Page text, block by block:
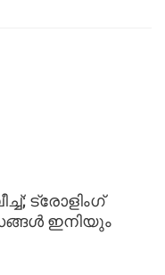
ട്രോളിംഗ്
ഇനിയും